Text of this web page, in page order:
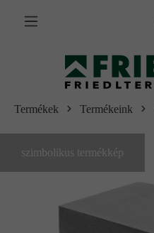
tartalomra
Termékek Termékeink
szimbolikus termékkép